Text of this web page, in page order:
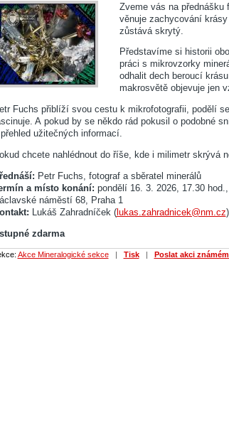
Zveme vás na přednášku
věnuje zachycování
zůstává skrytý.
Představíme si historii
práci s mikrovzorky
odhalit dech beroucí
makrosvětě objevuje jen
Fuchs přiblíží svou cestu k mikrofotografii, podělí
A pokud by se někdo rád pokusil o podobné
užitečných informací.
chcete nahlédnout do říše, kde i milimetr skrývá
Petr Fuchs, fotograf a sběratel minerálů
a místo konání: pondělí 16. 3. 2026, 17.30
náměstí 68, Praha 1
Lukáš Zahradníček (lukas.zahradnicek@nm.cz)
zdarma
Akce Mineralogické sekce| Tisk| Poslat akci